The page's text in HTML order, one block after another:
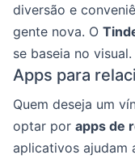
diversão e
gente nova. O
se baseia no visual.
Apps para
Quem deseja um
optar por apps de
aplicativos ajudam